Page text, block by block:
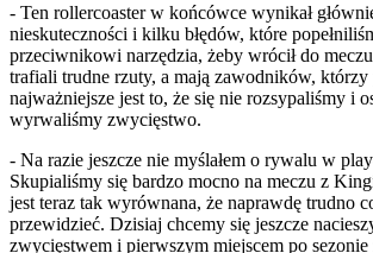
- Ten rollercoaster w końcówce wynikał
nieskuteczności i kilku błędów, które
przeciwnikowi narzędzia, żeby wrócił do
trafiali trudne rzuty, a mają zawodników,
najważniejsze jest to, że się nie rozsypaliśmy i
wyrwaliśmy zwycięstwo.
- Na razie jeszcze nie myślałem o rywalu w
Skupialiśmy się bardzo mocno na meczu z
jest teraz tak wyrównana, że naprawdę trudno
przewidzieć. Dzisiaj chcemy się jeszcze
zwycięstwem i pierwszym miejscem po sezonie